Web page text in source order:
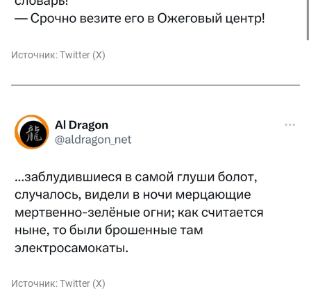
Источник:Twitter (X)
Источник:Twitter (X)